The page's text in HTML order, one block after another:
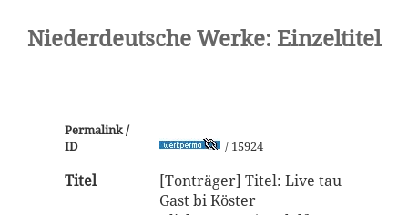
Niederdeutsche Werke: Einzeltitel
Permalink /
ID
/ 15924
Titel
[Tonträger] Titel: Live tau
Gast bi Köster